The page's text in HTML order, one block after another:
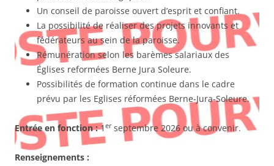
Un conseil de paroisse ouvert d’esprit et confiant.
La possibilité de réaliser des projets innovants et
fédérateurs au sein de la paroisse.
Rémunération selon les barèmes salariaux des
Églises reformées Berne Jura Soleure.
Possibilités de formation continue dans le cadre
prévu par les Eglises réformées Berne-Jura-Soleure.
Entrée en fonction :1 er septembre 2026 ou à convenir.
Renseignements :